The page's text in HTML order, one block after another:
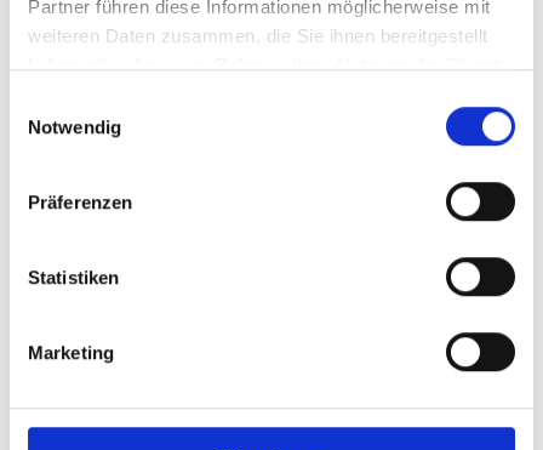
Partner führen diese Informationen möglicherweise mit
weiteren Daten zusammen, die Sie ihnen bereitgestellt
haben oder die sie im Rahmen Ihrer Nutzung der Dienste
Notwendig
Präferenzen
Statistiken
Marketing